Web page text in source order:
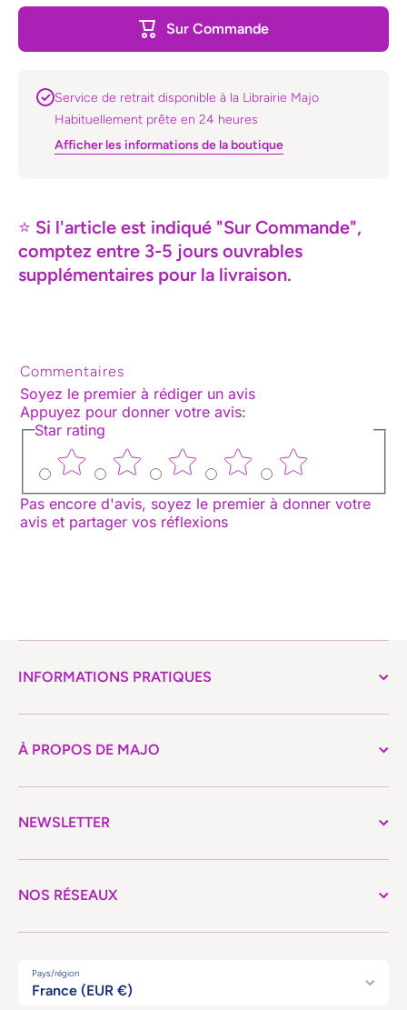
Sur Commande
Service de retrait disponible à la Librairie Majo
Habituellement prête en 24 heures
Afficher les informations de la boutique
⭐ Si l'article est indiqué "Sur Commande",
comptez entre 3-5 jours ouvrables
supplémentaires pour la livraison.
Commentaires
Soyez le premier à rédiger un avis
Appuyez pour donner votre avis:
Star rating
Pas encore d'avis, soyez le premier à donner votre
avis et partager vos réflexions
INFORMATIONS PRATIQUES
À PROPOS DE MAJO
NEWSLETTER
NOS RÉSEAUX
Pays/région
France (EUR €)